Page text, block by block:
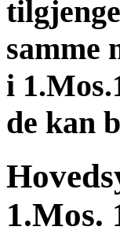
samme
i
de kan
1.Mos.